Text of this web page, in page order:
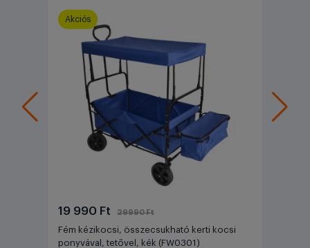
Akciós
19 990 Ft 29990 Ft
Fém kézikocsi, összecsukható kerti kocsi
ponyvával, tetővel, kék (FW0301)